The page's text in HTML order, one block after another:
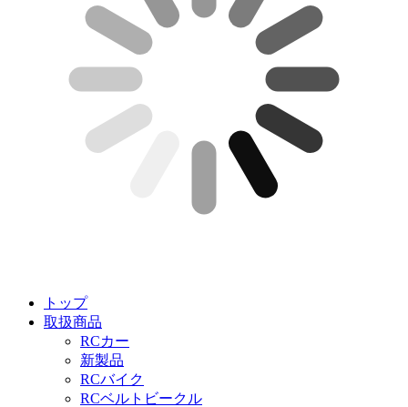
トップ
取扱商品
RCカー
新製品
RCバイク
RCベルトビークル